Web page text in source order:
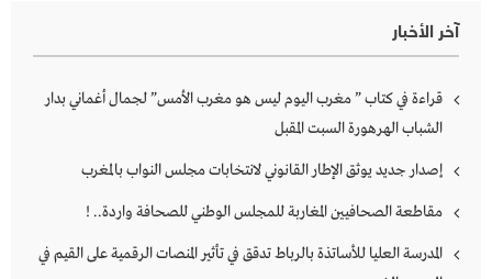
آخر الأخبار
قراءة في كتاب ” مغرب اليوم ليس هو مغرب الأمس” لجمال أغماني بدار
الشباب الهرهورة السبت المقبل
إصدار جديد يوثق الإطار القانوني لانتخابات مجلس النواب بالمغرب
مقاطعة الصحافيين المغاربة للمجلس الوطني للصحافة واردة.. !
المدرسة العليا للأساتذة بالرباط تدقق في تأثير المنصات الرقمية على القيم في